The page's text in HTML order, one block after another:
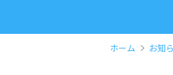
ホーム お知